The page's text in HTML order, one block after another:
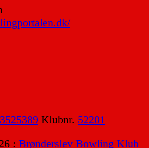
Klubnr. 52201
: Brønderslev Bowling Klub